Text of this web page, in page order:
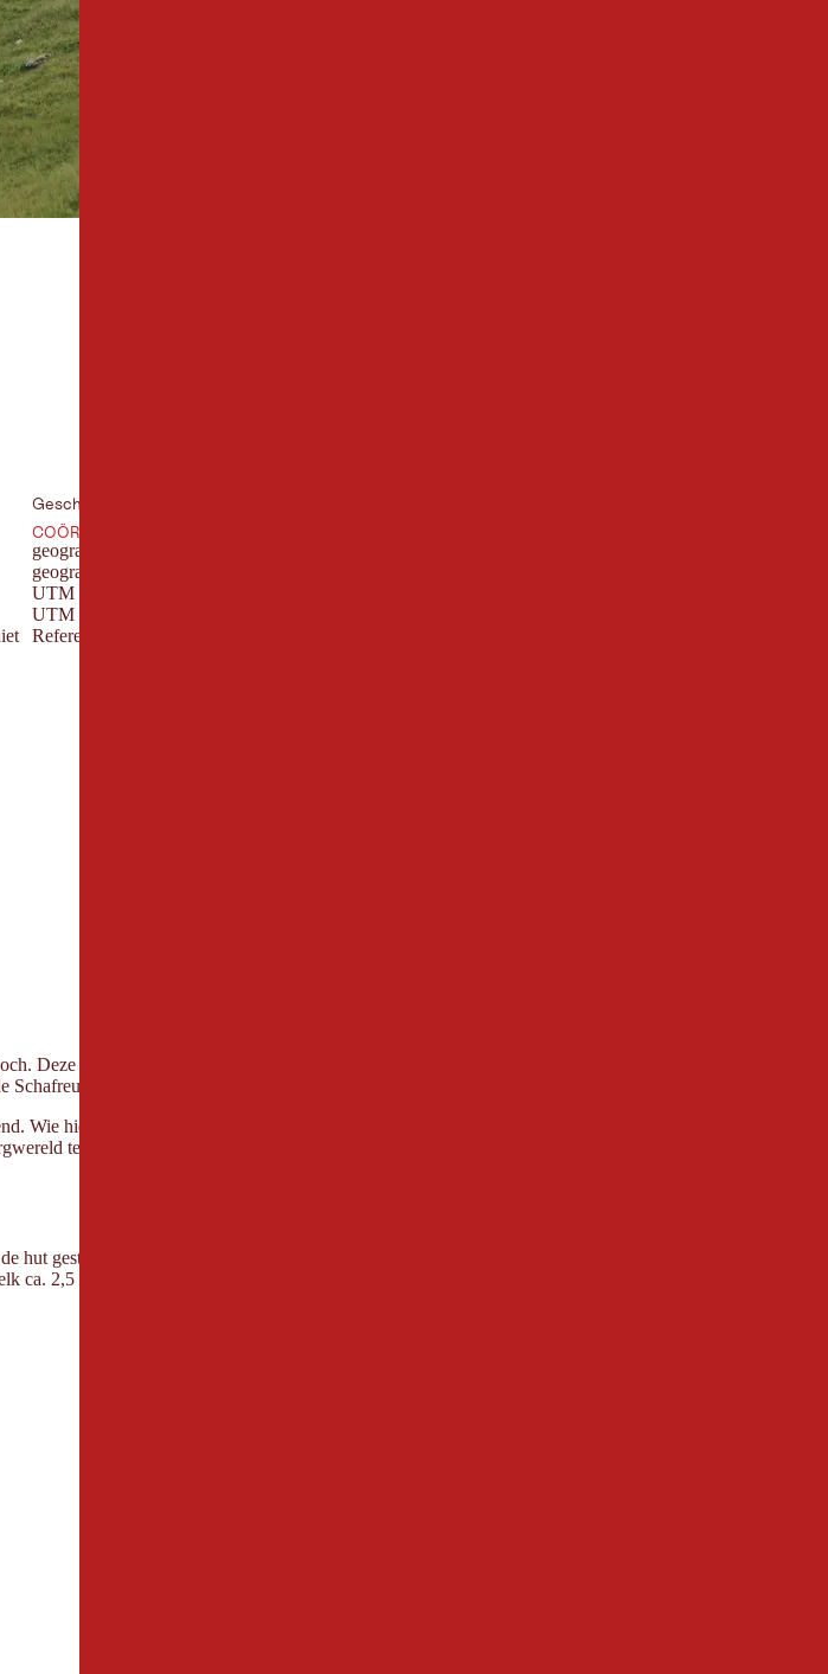
Geschikt voor:
COÖRDINATEN
geografische lengtegraad:
geografische breedtegraad:
UTM (oost):
UTM (oost):
Referentie meridiaan:
Deze klassieke berghut werd in 1922 gebouwd door de afdeling Tölz van de Duitse Alpenvereniging
wil verkennen.
hier een tussenstop maakt, vindt niet alleen een bijzondere plek om even op adem te komen en te
te ontdekken – inclusief een hutbeleving met overnachtingsmogelijkheden en een culinair aanbod.
gestaag omhoog tot aan een splitsing, waar je kunt kiezen tussen de linker- en de rechterroute van de
ca. 2,5 uur, gemiddeld moeilijkheidsgraad).